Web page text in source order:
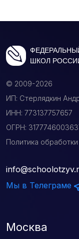
ШКОЛ
© 2009-2026
ИП: Стерлядкин
ИНН: 773137757657
ОГРН:
Политика
Мы в Телеграме
Москва